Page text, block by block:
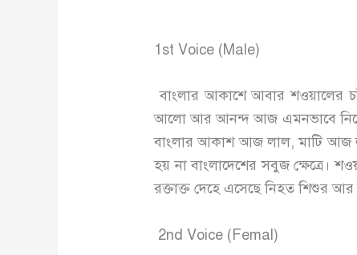
1st Voice (Male)
বাংলার আকাশে আবার শওয়ালের
আলো আর আনন্দ আজ এমনভাবে নিভে
বাংলার আকাশ আজ লাল, মাটি আজ
হয় না বাংলাদেশের সবুজ ক্ষেত্রে।
রক্তাক্ত দেহে এসেছে নিহত শিশুর
2nd Voice (Femal)